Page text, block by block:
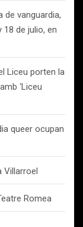
de vanguardia,
de julio, en
Liceu porten la
‘Liceu
queer ocupan
Villarroel
Romea